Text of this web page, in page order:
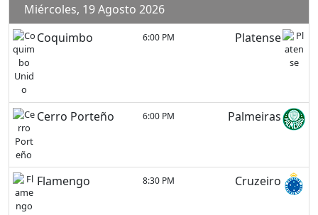
Miércoles, 19 Agosto 2026
Coquimbo
6:00 PM Platense
Cerro Porteño 6:00 PM Palmeiras
Flamengo 8:30 PM Cruzeiro